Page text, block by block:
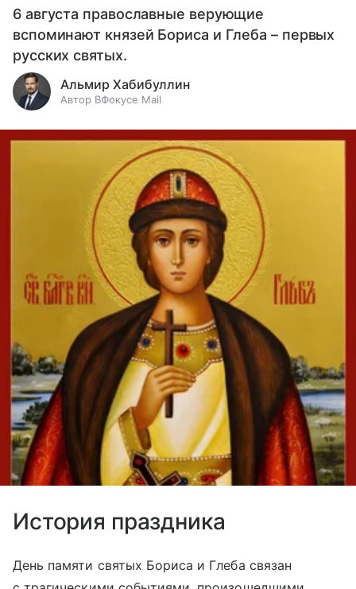
6 августа православные верующие
вспоминают князей Бориса и Глеба – первых
русских святых.
Альмир Хабибуллин
Автор ВФокусе Mail
История праздника
День памяти святых Бориса и Глеба связан